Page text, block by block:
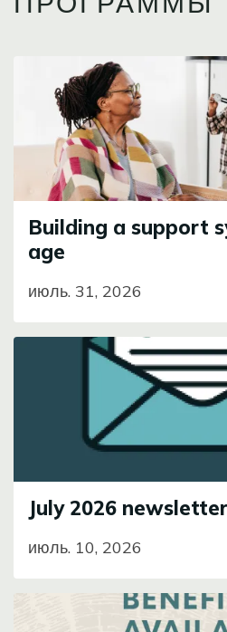
Building a support
age
июль. 31, 2026
July 2026 newsletter
июль. 10, 2026